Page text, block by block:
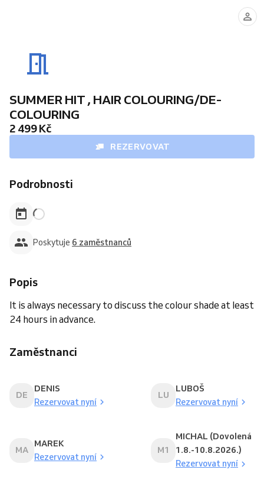
SUMMER HIT , HAIR COLOURING/DE-
COLOURING
2 499 Kč
REZERVOVAT
Podrobnosti
Poskytuje 6 zaměstnanců
Popis
It is always necessary to discuss the colour shade at least
24 hours in advance.
Zaměstnanci
DE
DENIS
Rezervovat nyní
LU
LUBOŠ
Rezervovat nyní
MA
MAREK
Rezervovat nyní
M1
MICHAL (Dovolená
1.8.-10.8.2026.)
Rezervovat nyní